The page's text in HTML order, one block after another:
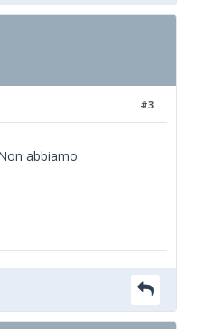
#3
abbiamo